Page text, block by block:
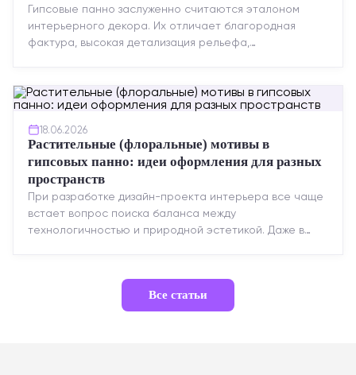
Гипсовые панно заслуженно считаются эталоном
интерьерного декора. Их отличает благородная
фактура, высокая детализация рельефа,
18.06.2026
Растительные (флоральные) мотивы в
гипсовых панно: идеи оформления для разных
пространств
При разработке дизайн-проекта интерьера все чаще
встает вопрос поиска баланса между
технологичностью и природной эстетикой. Даже в
Все статьи